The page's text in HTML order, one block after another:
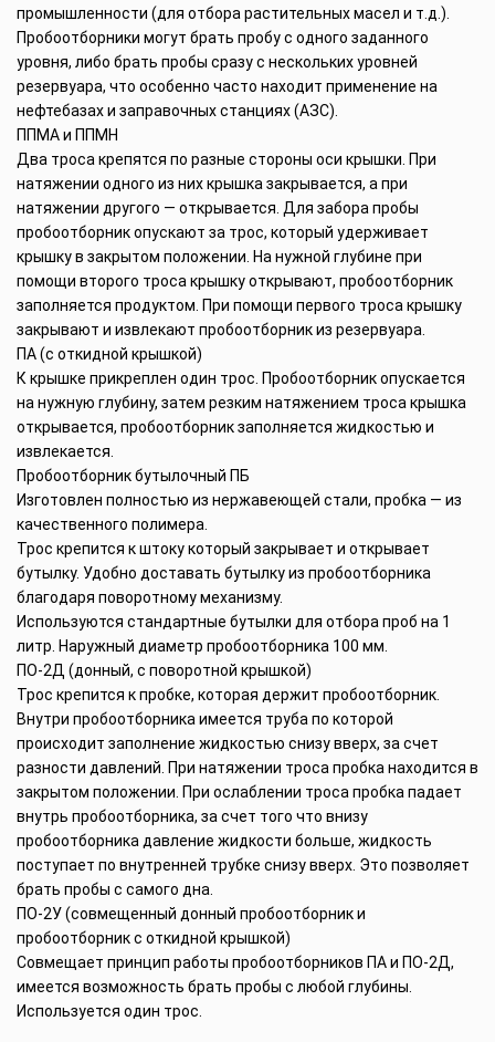
промышленности (для отбора растительных масел и т.д.).
Пробоотборники могут брать пробу с одного заданного
уровня, либо брать пробы сразу с нескольких уровней
резервуара, что особенно часто находит применение на
нефтебазах и заправочных станциях (АЗС).
ППМА и ППМН
Два троса крепятся по разные стороны оси крышки. При
натяжении одного из них крышка закрывается, а при
натяжении другого — открывается. Для забора пробы
пробоотборник опускают за трос, который удерживает
крышку в закрытом положении. На нужной глубине при
помощи второго троса крышку открывают, пробоотборник
заполняется продуктом. При помощи первого троса крышку
закрывают и извлекают пробоотборник из резервуара.
ПА (с откидной крышкой)
К крышке прикреплен один трос. Пробоотборник опускается
на нужную глубину, затем резким натяжением троса крышка
открывается, пробоотборник заполняется жидкостью и
извлекается.
Пробоотборник бутылочный ПБ
Изготовлен полностью из нержавеющей стали, пробка — из
качественного полимера.
Трос крепится к штоку который закрывает и открывает
бутылку. Удобно доставать бутылку из пробоотборника
благодаря поворотному механизму.
Используются стандартные бутылки для отбора проб на 1
литр. Наружный диаметр пробоотборника 100 мм.
ПО-2Д (донный, с поворотной крышкой)
Трос крепится к пробке, которая держит пробоотборник.
Внутри пробоотборника имеется труба по которой
происходит заполнение жидкостью снизу вверх, за счет
разности давлений. При натяжении троса пробка находится в
закрытом положении. При ослаблении троса пробка падает
внутрь пробоотборника, за счет того что внизу
пробоотборника давление жидкости больше, жидкость
поступает по внутренней трубке снизу вверх. Это позволяет
брать пробы с самого дна.
ПО-2У (совмещенный донный пробоотборник и
пробоотборник с откидной крышкой)
Совмещает принцип работы пробоотборников ПА и ПО-2Д,
имеется возможность брать пробы с любой глубины.
Используется один трос.